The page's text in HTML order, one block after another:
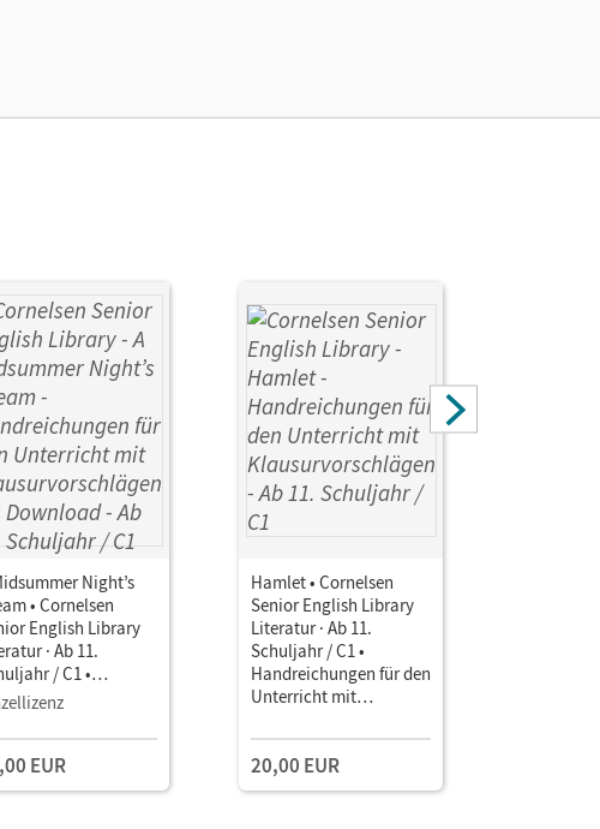
Night’s
• Cornelsen
English Library
· Ab 11.
/ C1 •
für den
als
EUR
Hamlet • Cornelsen
Senior English Library
Literatur · Ab 11.
Schuljahr / C1 •
Handreichungen für den
Unterricht mit
20,00 EUR